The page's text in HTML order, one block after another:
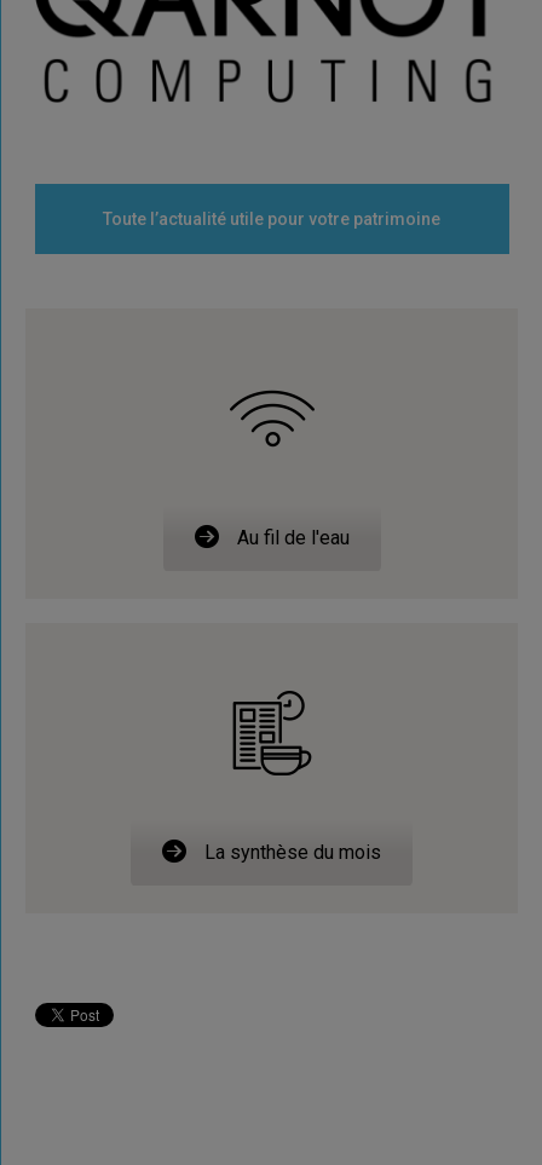
Toute l’actualité utile pour votre patrimoine
Au fil de l'eau
La synthèse du mois